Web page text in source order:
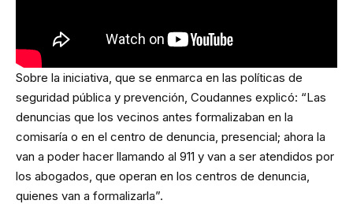
Sobre la iniciativa, que se enmarca en las políticas de
seguridad pública y prevención, Coudannes explicó: “Las
denuncias que los vecinos antes formalizaban en la
comisaría o en el centro de denuncia, presencial; ahora la
van a poder hacer llamando al 911 y van a ser atendidos por
los abogados, que operan en los centros de denuncia,
quienes van a formalizarla”.